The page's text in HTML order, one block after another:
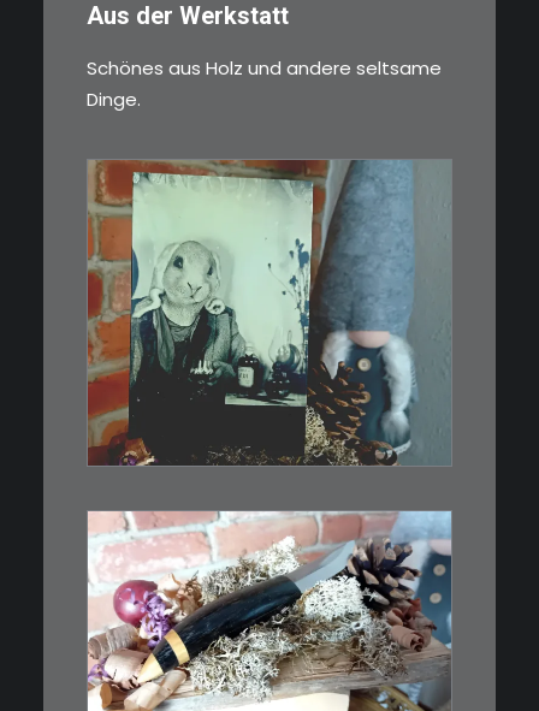
Aus der Werkstatt
Schönes aus Holz und andere seltsame
Dinge.
€3,00
Limitierte Auflage. Original:
Abzug von…
€39,00
Kleines Schmuckmesser, ideal
als…